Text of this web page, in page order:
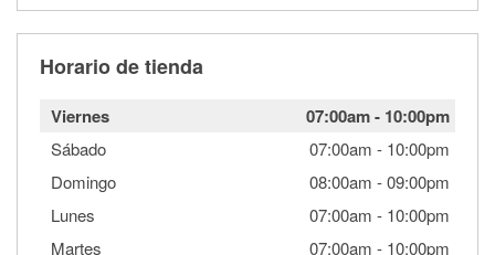
Horario de tienda
Viernes 07:00am- 10:00pm
Sábado 07:00am - 10:00pm
Domingo
08:00am -09:00pm
Lunes
07:00am - 10:00pm
Martes
07:00am - 10:00pm